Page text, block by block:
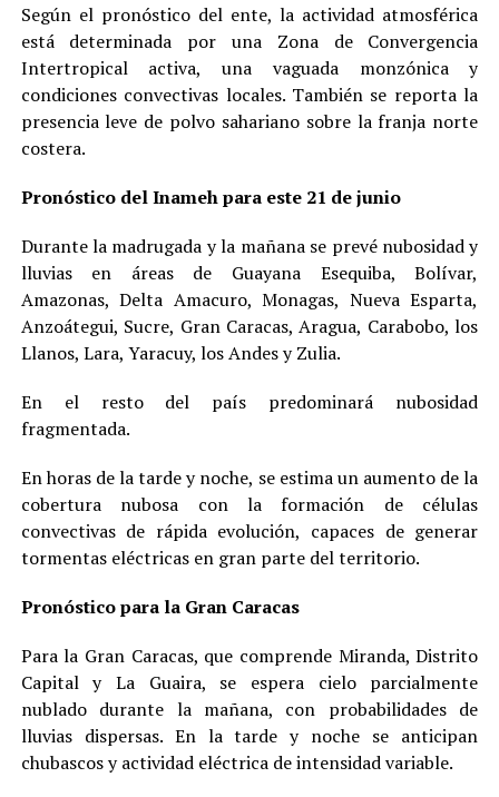
Según el pronóstico del ente, la actividad atmosférica
está determinada por una Zona de Convergencia
Intertropical activa, una vaguada monzónica y
condiciones convectivas locales. También se reporta la
presencia leve de polvo sahariano sobre la franja norte
costera.
Pronóstico del Inameh para este 21 de junio
Durante la madrugada y la mañana se prevé nubosidad y
lluvias en áreas de Guayana Esequiba, Bolívar,
Amazonas, Delta Amacuro, Monagas, Nueva Esparta,
Anzoátegui, Sucre, Gran Caracas, Aragua, Carabobo, los
Llanos, Lara, Yaracuy, los Andes y Zulia.
En el resto del país predominará nubosidad
fragmentada.
En horas de la tarde y noche, se estima un aumento de la
cobertura nubosa con la formación de células
convectivas de rápida evolución, capaces de generar
tormentas eléctricas en gran parte del territorio.
Pronóstico para la Gran Caracas
Para la Gran Caracas, que comprende Miranda, Distrito
Capital y La Guaira, se espera cielo parcialmente
nublado durante la mañana, con probabilidades de
lluvias dispersas. En la tarde y noche se anticipan
chubascos y actividad eléctrica de intensidad variable.